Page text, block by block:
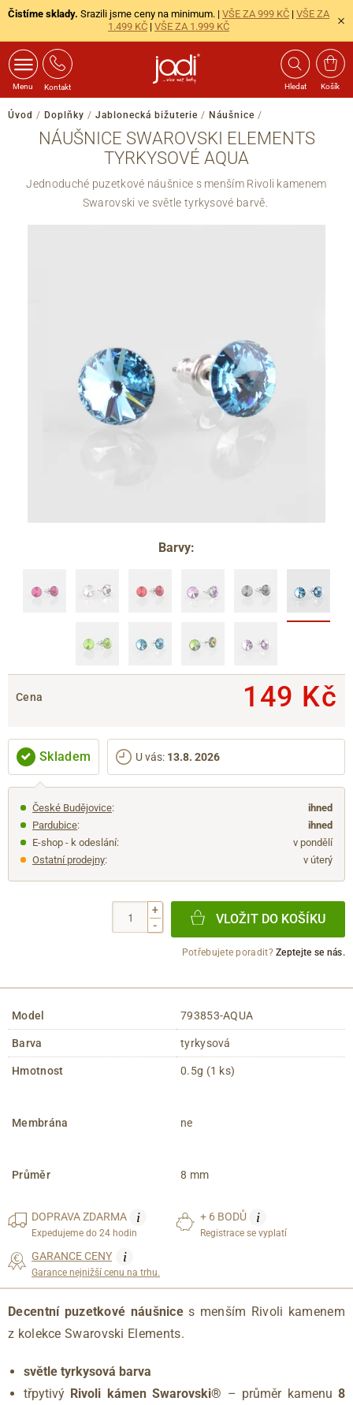
Čistíme sklady. Srazili jsme ceny na minimum. | VŠE ZA 999 KČ | VŠE ZA
1.499 KČ | VŠE ZA 1.999 KČ
Menu Kontakt Hledat Košík
Úvod / Doplňky / Jablonecká bižuterie / Náušnice /
NÁUŠNICE SWAROVSKI ELEMENTS
TYRKYSOVÉ AQUA
Jednoduché puzetkové náušnice s menším Rivoli kamenem
Swarovski ve světle tyrkysové barvě.
Barvy:
Cena 149 Kč
Skladem U vás: 13.8. 2026
České Budějovice:
ihned
Pardubice:
ihned
E-shop - k odeslání:
v pondělí
Ostatní prodejny: v úterý
+
-
VLOŽIT DO KOŠÍKU
Potřebujete poradit?Zeptejte se nás.
Model 793853-AQUA
Barva tyrkysová
Hmotnost 0.5g (1 ks)
Membrána ne
Průměr 8 mm
DOPRAVAZDARMA i
Expedujeme do 24 hodin
+ 6 BODŮ i
Registrace se vyplatí
GARANCE CENY i
Garance nejnižší cenu na trhu.
Decentní puzetkové náušnice s menším Rivoli kamenem
z kolekce Swarovski Elements.
světle tyrkysová barva
třpytivý Rivoli kámen Swarovski® – průměr kamenu8